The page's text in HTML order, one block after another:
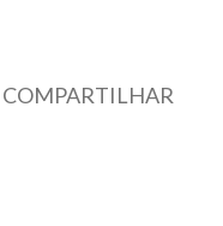
COMPARTILHAR